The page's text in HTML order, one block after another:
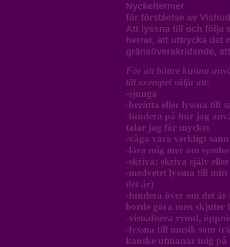
Nyckeltermer
för förståelse av
Att lyssna till och följa
herrar, att uttrycka det
gränsöverskridande,
För att bättre kunna
till exempel välja att:
-sjunga
-berätta eller lyssna till
-fundera på hur jag
talar jag för mycket
-våga vara verkligt
-lära mig mer om
-skriva; skriva själv
-medvetet lyssna till
det är)
-fundera över om det
borde göra men skjuter
-visualisera rymd,
-lyssna till musik som
kanske utmanar mig på